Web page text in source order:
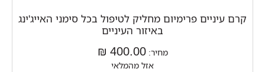
קרם עיניים פרימיום מחליק לטיפול בכל סימני האייג'ינג
באיזור העיניים
מחיר:400.00 ₪
אזל מהמלאי